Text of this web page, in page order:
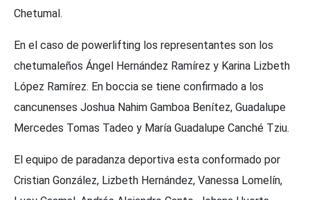
Chetumal.
En el caso de powerlifting los representantes son los
chetumaleños Ángel Hernández Ramírez y Karina Lizbeth
López Ramírez. En boccia se tiene confirmado a los
cancunenses Joshua Nahim Gamboa Benítez, Guadalupe
Mercedes Tomas Tadeo y María Guadalupe Canché Tziu.
El equipo de paradanza deportiva esta conformado por
Cristian González, Lizbeth Hernández, Vanessa Lomelín,